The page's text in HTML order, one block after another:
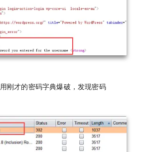
刚才的密码字典爆破，发现密码